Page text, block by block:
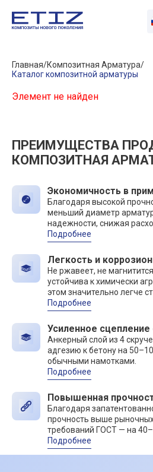
Главная Композитная Арматура
Каталог композитной арматуры
Элемент не найден
ПРЕИМУЩЕСТВА
КОМПОЗИТНАЯ
Экономичность в
Благодаря высокой
меньший диаметр
надежности, снижая
Подробнее
Легкость и
Не ржавеет, не
устойчива к химически
этом значительно легче
Подробнее
Усиленное
Анкерный слой из 4
адгезию к бетону на
обычными намотками.
Подробнее
Повышенная
Благодаря
прочность выше
требований ГОСТ — на
Подробнее